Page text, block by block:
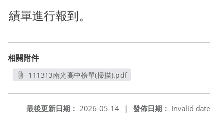
績單進行報到。
相關附件
111313南光高中榜單(掃描).pdf
發佈日期： Invalid date
最後更新日期： 2026-05-14 |